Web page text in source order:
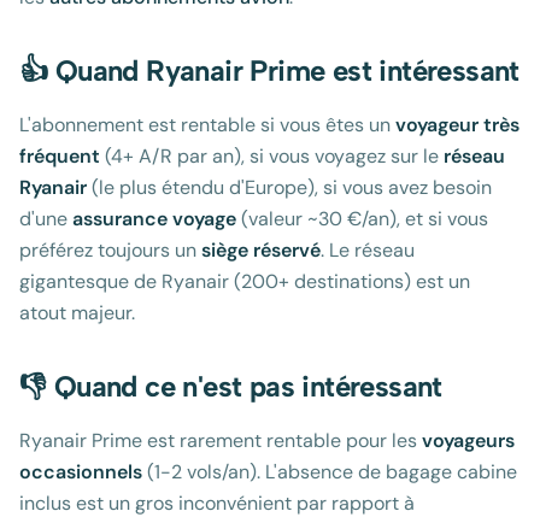
👍 Quand Ryanair Prime est intéressant
L'abonnement est rentable si vous êtes unvoyageur très
fréquent (4+ A/R par an), si vous voyagez sur le réseau
Ryanair(le plus étendu d'Europe), si vous avez besoin
d'uneassurance voyage(valeur ~30 €/an), et si vous
préférez toujours unsiège réservé. Le réseau
gigantesque de Ryanair (200+ destinations) est un
atout majeur.
👎 Quand ce n'est pas intéressant
Ryanair Prime est rarement rentable pour lesvoyageurs
occasionnels(1-2 vols/an). L'absence de bagage cabine
inclus est un gros inconvénient par rapport à